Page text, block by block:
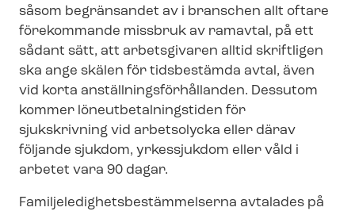
såsom begränsandet av i branschen allt oftare
förekommande missbruk av ramavtal, på ett
sådant sätt, att arbetsgivaren alltid skriftligen
ska ange skälen för tidsbestämda avtal, även
vid korta an­ställ­nings­för­hål­lan­den. Dessutom
kommer lö­ne­ut­be­tal­nings­ti­den för
sjukskrivning vid arbetsolycka eller därav
följande sjukdom, yrkessjukdom eller våld i
arbetet vara 90 dagar.
Fa­mil­je­le­dig­hets­be­stäm­mel­ser­na avtalades på